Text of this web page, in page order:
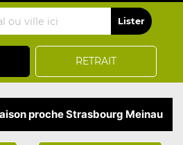
RETRAIT
proche Strasbourg Meinau